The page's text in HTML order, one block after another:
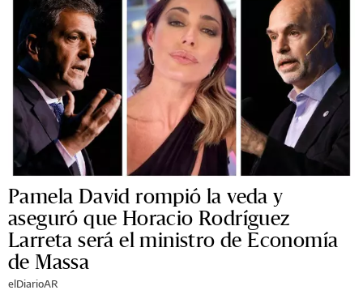
Pamela David rompió la veda y
aseguró que Horacio Rodríguez
Larreta será el ministro de Economía
de Massa
elDiarioAR